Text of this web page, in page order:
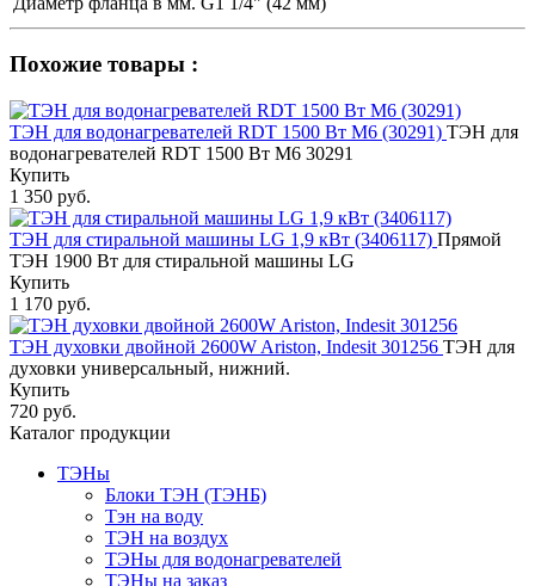
Похожие товары :
ТЭН для водонагревателей RDT 1500 Вт М6 (30291) ТЭН для
водонагревателей RDT 1500 Вт М6 30291
Купить
1 350 руб.
ТЭН для стиральной машины LG 1,9 кВт (3406117) Прямой
ТЭН 1900 Вт для стиральной машины LG
Купить
1 170 руб.
ТЭН духовки двойной 2600W Ariston, Indesit 301256 ТЭН для
духовки универсальный, нижний.
Купить
720 руб.
Каталог продукции
ТЭНы
Блоки ТЭН (ТЭНБ)
Тэн на воду
ТЭН на воздух
ТЭНы для водонагревателей
ТЭНы на заказ